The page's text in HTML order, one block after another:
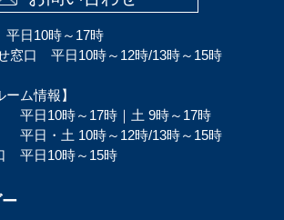
日10時～17時
窓口 平日10時～12時/13時～15時
ーム情報】
日10時～17時｜土 9時～17時
日・土 10時～12時/13時～15時
平日10時～15時